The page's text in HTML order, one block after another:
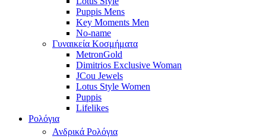
Puppis Mens
Key Moments Men
No-name
Γυναικεία Κοσμήματα
MetronGold
Dimitrios Exclusive Woman
JCou Jewels
Lotus Style Women
Puppis
Lifelikes
Ρολόγια
Ανδρικά Ρολόγια